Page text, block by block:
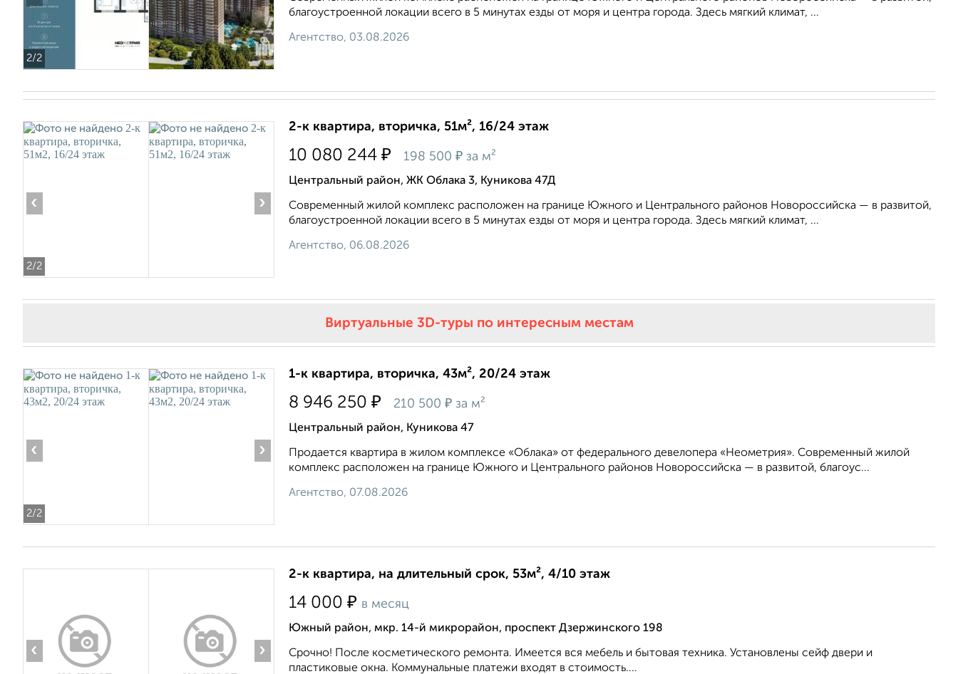
2/2
благоустроенной локации всего в 5 минутах езды от моря и центра города. Здесь мягкий климат, ...
Агентство, 03.08.2026
2/2
‹ ›
2-к квартира, вторичка, 51м², 16/24 этаж
10 080 244 ₽ 198 500 ₽ за м²
Центральный район, ЖК Облака 3, Куникова 47Д
Современный жилой комплекс расположен на границе Южного и Центрального районов Новороссийска — в развитой,
благоустроенной локации всего в 5 минутах езды от моря и центра города. Здесь мягкий климат, ...
Агентство, 06.08.2026
Виртуальные 3D-туры по интересным местам
2/2
‹ ›
1-к квартира, вторичка, 43м², 20/24 этаж
8 946 250 ₽ 210 500 ₽ за м²
Центральный район, Куникова 47
Продается квартира в жилом комплексе «Облака» от федерального девелопера «Неометрия». Современный жилой
комплекс расположен на границе Южного и Центрального районов Новороссийска — в развитой, благоус...
Агентство, 07.08.2026
‹ ›
2-к квартира, на длительный срок, 53м², 4/10 этаж
14 000 ₽ в месяц
Южный район, мкр. 14-й микрорайон, проспект Дзержинского 198
Срочно! После косметического ремонта. Имеется вся мебель и бытовая техника. Установлены сейф двери и
пластиковые окна. Коммунальные платежи входят в стоимость....